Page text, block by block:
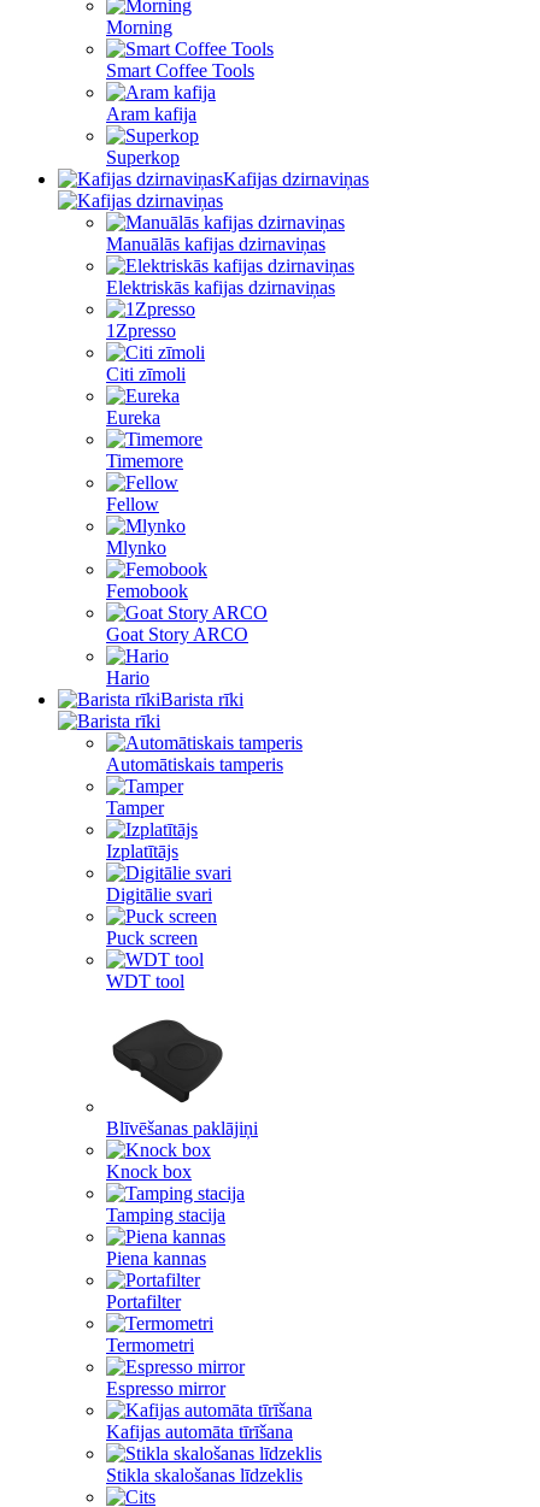
Morning
Smart Coffee Tools
Aram kafija
Superkop
Kafijas dzirnaviņas
Manuālās kafijas dzirnaviņas
Elektriskās kafijas dzirnaviņas
1Zpresso
Citi zīmoli
Eureka
Timemore
Fellow
Mlynko
Femobook
Goat Story ARCO
Hario
Barista rīki
Automātiskais tamperis
Tamper
Izplatītājs
Digitālie svari
Puck screen
WDT tool
Blīvēšanas paklājiņi
Knock box
Tamping stacija
Piena kannas
Portafilter
Termometri
Espresso mirror
Kafijas automāta tīrīšana
Stikla skalošanas līdzeklis